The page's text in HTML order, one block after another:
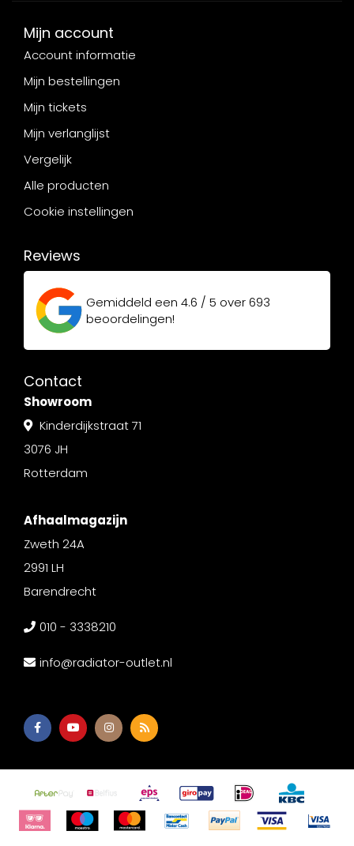
Mijn account
Account informatie
Mijn bestellingen
Mijn tickets
Mijn verlanglijst
Vergelijk
Alle producten
Cookie instellingen
Reviews
Gemiddeld een 4.6 / 5 over693
beoordelingen!
Contact
Showroom
Kinderdijkstraat 71
3076 JH
Rotterdam
Afhaalmagazijn
Zweth 24A
2991 LH
Barendrecht
010 - 3338210
info@radiator-outlet.nl